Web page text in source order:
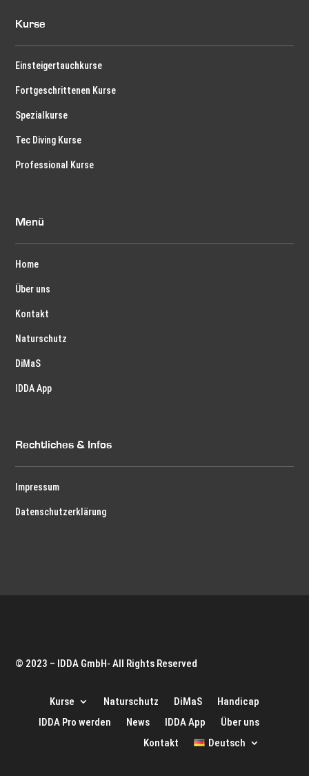
Kurse
Einsteigertauchkurse
Fortgeschrittenen Kurse
Spezialkurse
Tec Diving Kurse
Professional Kurse
Menü
Home
Über uns
Kontakt
Naturschutz
DiMaS
IDDA App
Rechtliches & Infos
Impressum
Datenschutzerklärung
© 2023 – IDDA GmbH- All Rights Reserved
Kurse Naturschutz DiMaS
Handicap
IDDA Pro werden
News IDDA App
Über uns
Kontakt
Deutsch